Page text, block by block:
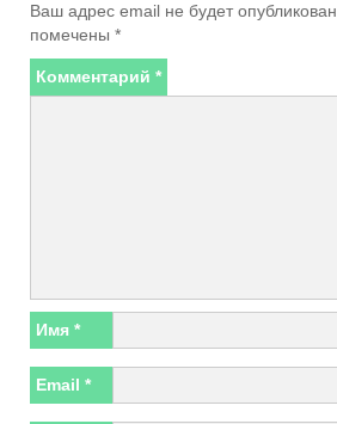
Ваш адрес email не будет опубликован.
помечены *
Комментарий *
Имя *
Email *